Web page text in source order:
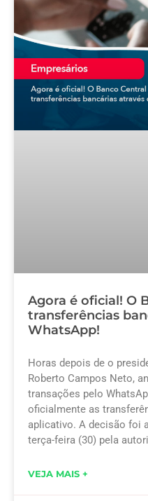
Agora é oficial! O
transferências
WhatsApp!
Horas depois de o
Roberto Campos Neto,
transações pelo
oficialmente as
aplicativo. A decisão foi
terça-feira (30) pela
VEJA MAIS +